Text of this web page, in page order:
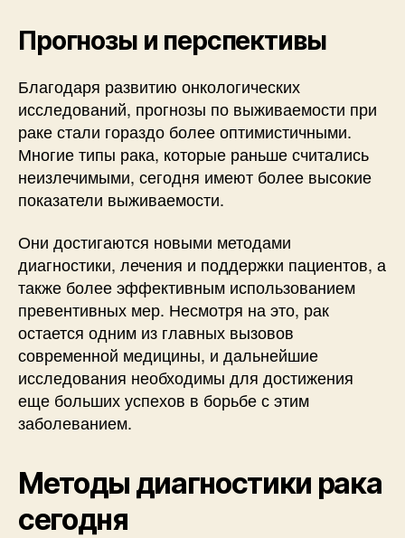
Прогнозы и перспективы
Благодаря развитию онкологических
исследований, прогнозы по выживаемости при
раке стали гораздо более оптимистичными.
Многие типы рака, которые раньше считались
неизлечимыми, сегодня имеют более высокие
показатели выживаемости.
Они достигаются новыми методами
диагностики, лечения и поддержки пациентов, а
также более эффективным использованием
превентивных мер. Несмотря на это, рак
остается одним из главных вызовов
современной медицины, и дальнейшие
исследования необходимы для достижения
еще больших успехов в борьбе с этим
заболеванием.
Методы диагностики рака
сегодня